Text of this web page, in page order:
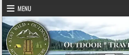
Skip to content
MENU